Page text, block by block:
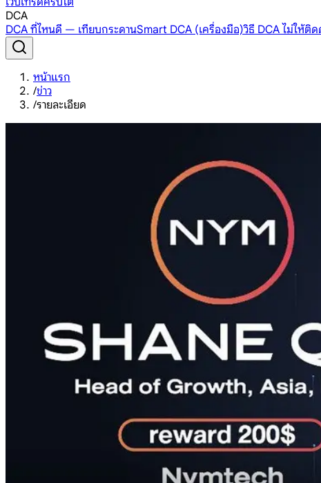
DCA
DCA ที่ไหนดี — เทียบกระดานSmart DCA (เครื่องมือ)วิธี DCA ไม่ให้ติ
หน้าแรก
/ข่าว
/รายละเอียด